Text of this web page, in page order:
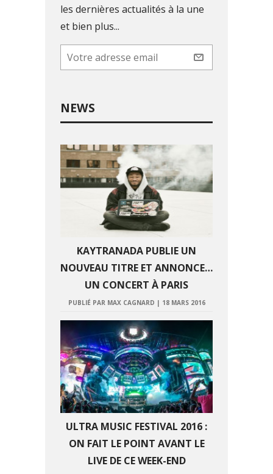
les dernières actualités à la une
et bien plus...
NEWS
KAYTRANADA PUBLIE UN
NOUVEAU TITRE ET ANNONCE…
UN CONCERT À PARIS
PUBLIÉ PAR MAX CAGNARD | 18 MARS 2016
ULTRA MUSIC FESTIVAL 2016 :
ON FAIT LE POINT AVANT LE
LIVE DE CE WEEK-END